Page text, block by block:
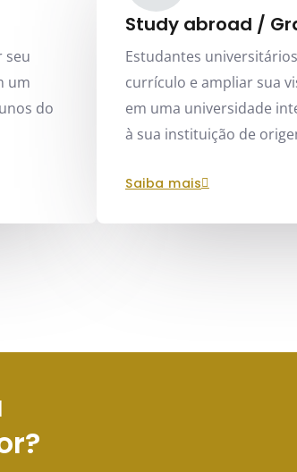
seu
um
do
Study abroad /
Estudantes
currículo e ampliar sua
em uma universidade
à sua instituição de
saiba mais